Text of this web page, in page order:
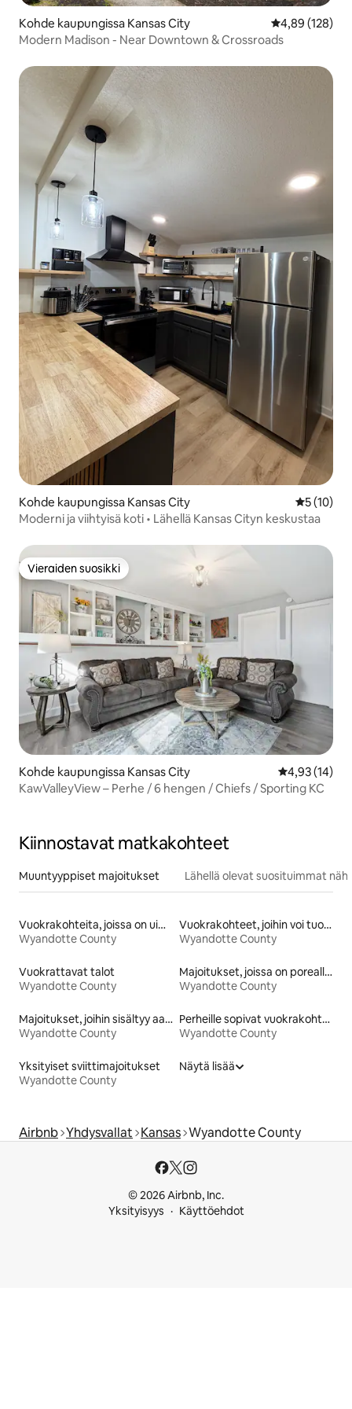
Kohde kaupungissa Kansas City
4,89 (128)
Modern Madison - Near Downtown & Crossroads
Kohde kaupungissa Kansas City
5 (10)
Moderni ja viihtyisä koti • Lähellä Kansas Cityn keskustaa
Vieraiden suosikki
Vieraiden suosikki
Kohde kaupungissa Kansas City
4,93 (14)
KawValleyView – Perhe / 6 hengen / Chiefs / Sporting KC
Kiinnostavat matkakohteet
Muuntyyppiset majoitukset Lähellä olevat suosituimmat
Vuokrakohteita, joissa on uima-allas
Wyandotte County
Vuokrakohteet, joihin voi tuoda lemmikin
Wyandotte County
Vuokrattavat talot
Wyandotte County
Majoitukset, joissa on poreallas
Wyandotte County
Majoitukset, joihin sisältyy aamiainen
Wyandotte County
Perheille sopivat vuokrakohteet
Wyandotte County
Yksityiset sviittimajoitukset
Wyandotte County
Näytä lisää
Airbnb Yhdysvallat Kansas Wyandotte County
© 2026 Airbnb, Inc.
Yksityisyys
Käyttöehdot